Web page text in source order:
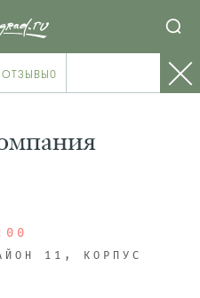
ОТЗЫВЫ0
11, КОРПУС